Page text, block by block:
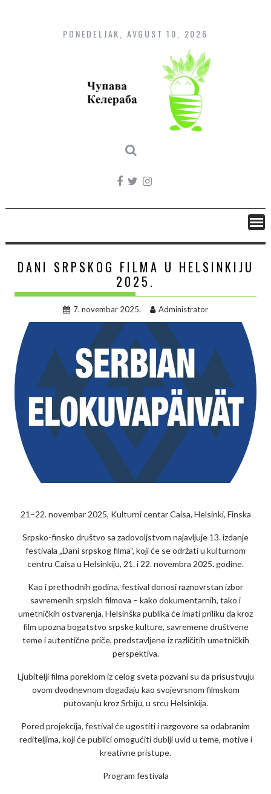
content
PONEDELJAK, AVGUST 10, 2026
DANI SRPSKOG FILMA U HELSINKIJU
2025.
7. novembar 2025. Administrator
21–22. novembar 2025, Kulturni centar Caisa, Helsinki, Finska
Srpsko-finsko društvo sa zadovoljstvom najavljuje 13. izdanje
festivala „Dani srpskog filma“, koji će se održati u kulturnom
centru Caisa u Helsinkiju, 21. i 22. novembra 2025. godine.
Kao i prethodnih godina, festival donosi raznovrstan izbor
savremenih srpskih filmova – kako dokumentarnih, tako i
umetničkih ostvarenja. Helsinška publika će imati priliku da kroz
film upozna bogatstvo srpske kulture, savremene društvene
teme i autentične priče, predstavljene iz različitih umetničkih
perspektiva.
Ljubitelji filma poreklom iz celog sveta pozvani su da prisustvuju
ovom dvodnevnom događaju kao svojevrsnom filmskom
putovanju kroz Srbiju, u srcu Helsinkija.
Pored projekcija, festival će ugostiti i razgovore sa odabranim
rediteljima, koji će publici omogućiti dublji uvid u teme, motive i
kreativne pristupe.
Program festivala